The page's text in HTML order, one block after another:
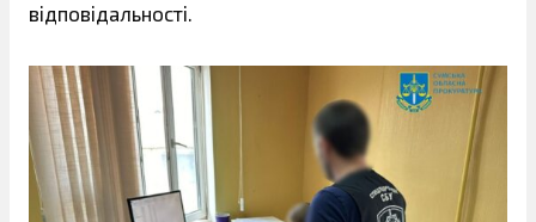
відповідальності.